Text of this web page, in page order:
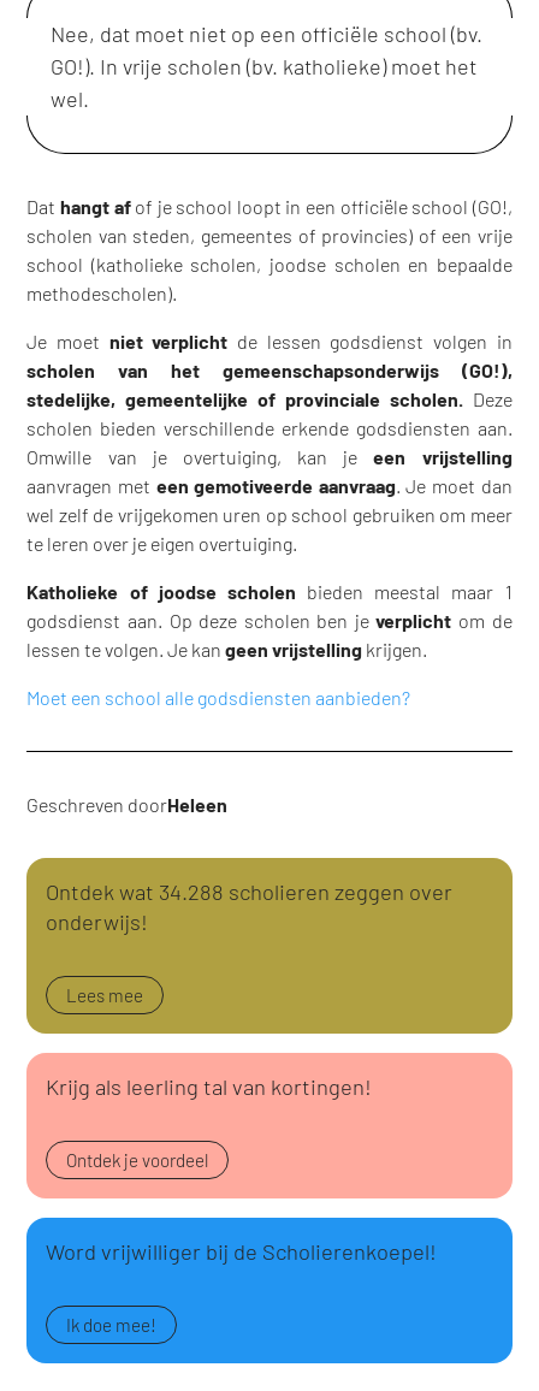
Nee, dat moet niet op een officiële school (bv.
GO!). In vrije scholen (bv. katholieke) moet het
wel.
Dat hangt afof je school loopt in een officiële school (GO!,
scholen van steden, gemeentes of provincies) of een vrije
school (katholieke scholen, joodse scholen en bepaalde
methodescholen).
Je moet niet verplicht de lessen godsdienst volgen in
scholen van het gemeenschapsonderwijs (GO!),
stedelijke, gemeentelijke of provinciale scholen.
Deze
scholen bieden verschillende erkende godsdiensten aan.
Omwille van je overtuiging, kan jeeen vrijstelling
aanvragen met een gemotiveerde aanvraag. Je moet dan
wel zelf de vrijgekomen uren op school gebruiken om meer
te leren over je eigen overtuiging.
Katholieke of joodse scholen bieden meestal maar 1
godsdienst aan. Op deze scholen ben jeverplicht om de
lessen te volgen. Je kan geen vrijstelling krijgen.
Moet een school alle godsdiensten aanbieden?
Geschreven doorHeleen
Ontdek wat 34.288 scholieren zeggen over
onderwijs!
Lees mee
Krijg als leerling tal van kortingen!
Ontdek je voordeel
Word vrijwilliger bij de Scholierenkoepel!
Ik doe mee!